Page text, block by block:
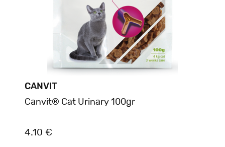
CANVIT
Canvit® Cat Urinary 100gr
4.10 €